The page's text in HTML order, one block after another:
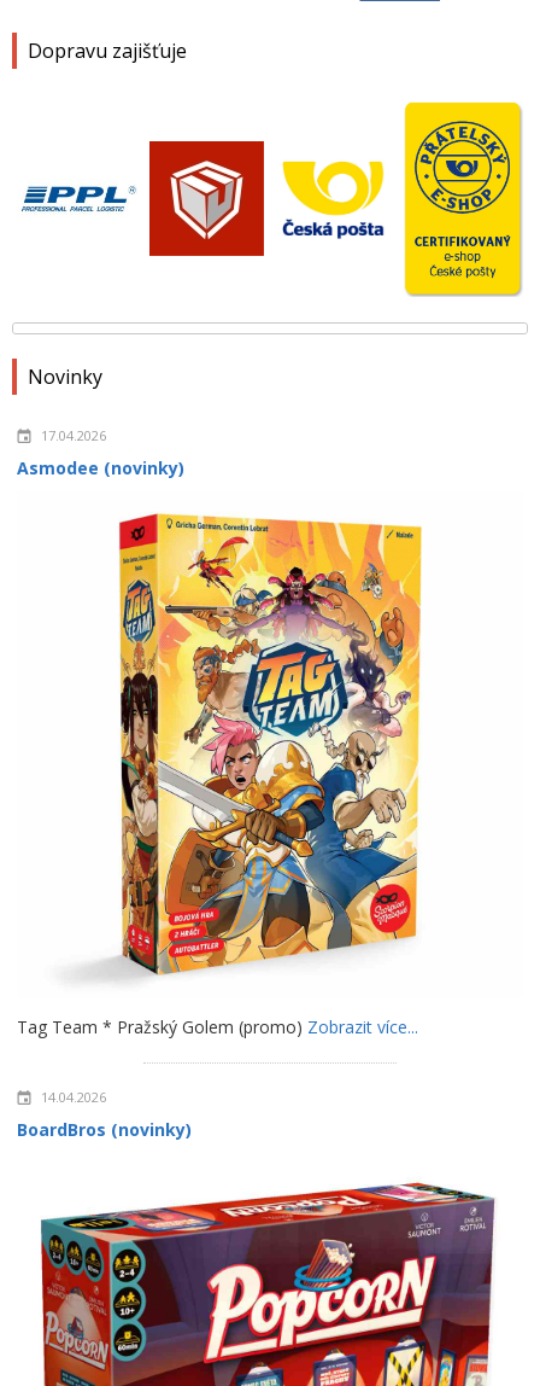
Dopravu zajišťuje
Novinky
17.04.2026
Asmodee (novinky)
Tag Team * Pražský Golem (promo) Zobrazit více...
14.04.2026
BoardBros (novinky)